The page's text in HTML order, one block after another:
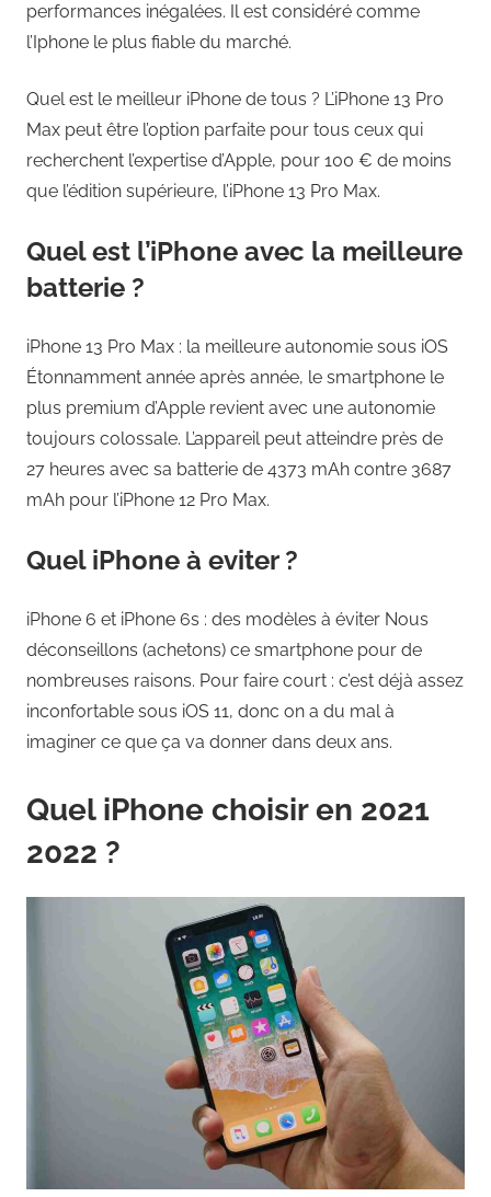
performances inégalées. Il est considéré comme
l’Iphone le plus fiable du marché.
Quel est le meilleur iPhone de tous ? L’iPhone 13 Pro
Max peut être l’option parfaite pour tous ceux qui
recherchent l’expertise d’Apple, pour 100 € de moins
que l’édition supérieure, l’iPhone 13 Pro Max.
Quel est l’iPhone avec la meilleure
batterie ?
iPhone 13 Pro Max : la meilleure autonomie sous iOS
Étonnamment année après année, le smartphone le
plus premium d’Apple revient avec une autonomie
toujours colossale. L’appareil peut atteindre près de
27 heures avec sa batterie de 4373 mAh contre 3687
mAh pour l’iPhone 12 Pro Max.
Quel iPhone à eviter ?
iPhone 6 et iPhone 6s : des modèles à éviter Nous
déconseillons (achetons) ce smartphone pour de
nombreuses raisons. Pour faire court : c’est déjà assez
inconfortable sous iOS 11, donc on a du mal à
imaginer ce que ça va donner dans deux ans.
Quel iPhone choisir en 2021
2022 ?